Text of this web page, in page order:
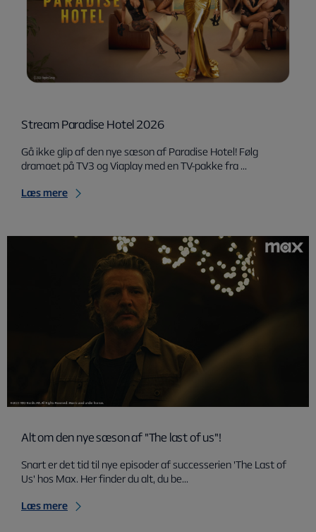
Stream Paradise Hotel 2026
Gå ikke glip af den nye sæson af Paradise Hotel! Følg
dramaet på TV3 og Viaplay med en TV-pakke fra ...
Læs mere
Alt om den nye sæson af "The last of us"!
Snart er det tid til nye episoder af successerien 'The Last of
Us' hos Max. Her finder du alt, du be...
Læs mere